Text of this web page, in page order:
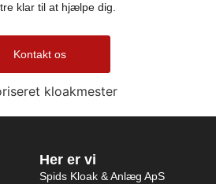
klar til at hjælpe dig.
Kontakt os
Her er vi
Spids Kloak & Anlæg ApS